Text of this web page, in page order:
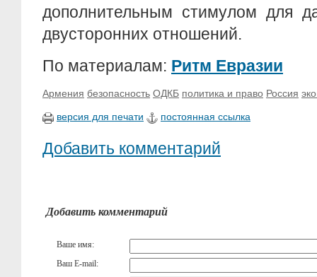
дополнительным стимулом для
двусторонних отношений.
По материалам: Ритм Евразии
Армения безопасность ОДКБ политика и право Россия
версия для печати постоянная ссылка
Добавить комментарий
Добавить комментарий
Ваше имя:
Ваш E-mail: